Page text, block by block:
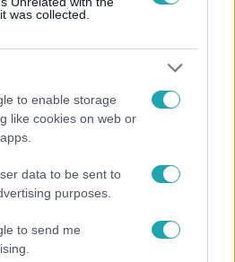
was collected.
to enable storage
like cookies on web or
data to be sent to
purposes.
to send me